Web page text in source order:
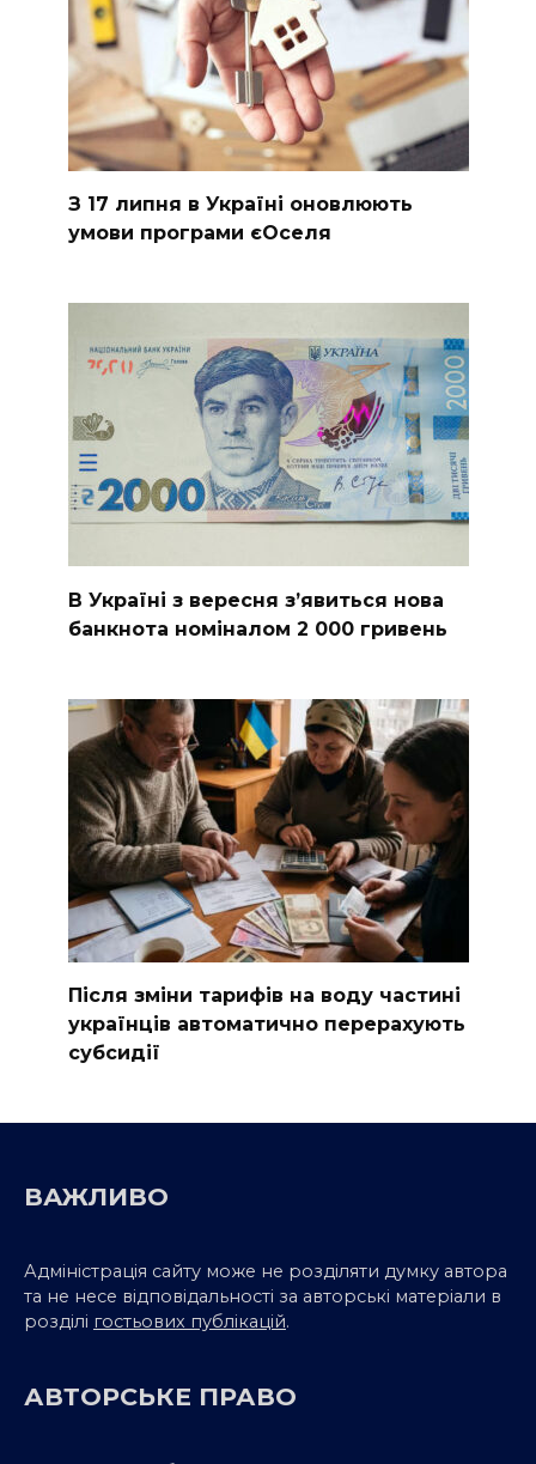
З 17 липня в Україні оновлюють
умови програми єОселя
В Україні з вересня з’явиться нова
банкнота номіналом 2 000 гривень
Після зміни тарифів на воду частині
українців автоматично перерахують
субсидії
ВАЖЛИВО
Адміністрація сайту може не розділяти думку автора
та не несе відповідальності за авторські матеріали в
розділі гостьових публікацій.
АВТОРСЬКЕ ПРАВО